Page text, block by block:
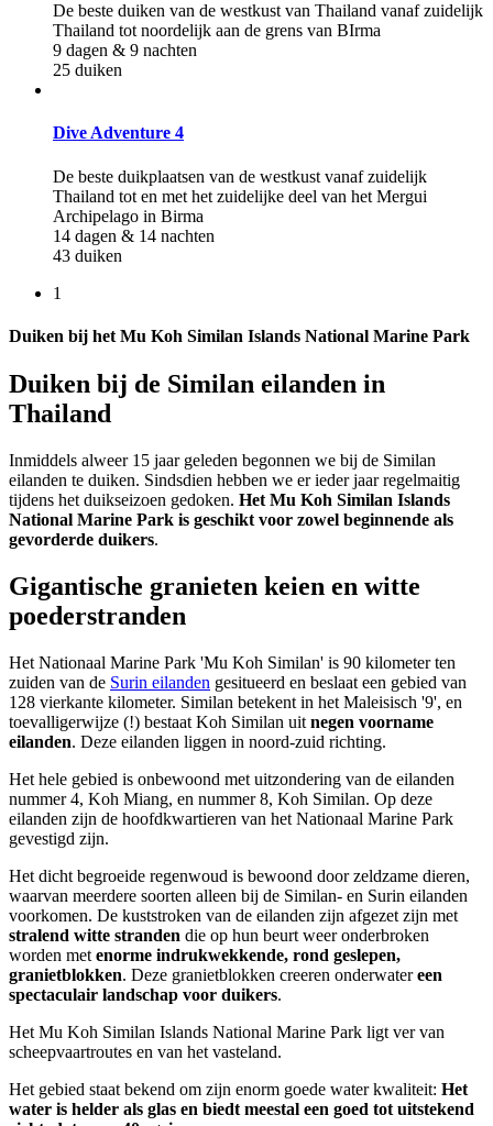
De beste duiken van de westkust van Thailand vanaf zuidelijk
Thailand tot noordelijk aan de grens van BIrma
9 dagen & 9 nachten
25 duiken
Dive Adventure 4
De beste duikplaatsen van de westkust vanaf zuidelijk
Thailand tot en met het zuidelijke deel van het Mergui
Archipelago in Birma
14 dagen & 14 nachten
43 duiken
1
Duiken bij het Mu Koh Similan Islands National Marine Park
Duiken bij de Similan eilanden in
Thailand
Inmiddels alweer 15 jaar geleden begonnen we bij de Similan
eilanden te duiken. Sindsdien hebben we er ieder jaar regelmaitig
tijdens het duikseizoen gedoken. Het Mu Koh Similan Islands
National Marine Park is geschikt voor zowel beginnende als
gevorderde duikers.
Gigantische granieten keien en witte
poederstranden
Het Nationaal Marine Park 'Mu Koh Similan' is 90 kilometer ten
zuiden van de Surin eilanden gesitueerd en beslaat een gebied van
128 vierkante kilometer. Similan betekent in het Maleisisch '9', en
toevalligerwijze (!) bestaat Koh Similan uit negen voorname
eilanden. Deze eilanden liggen in noord-zuid richting.
Het hele gebied is onbewoond met uitzondering van de eilanden
nummer 4, Koh Miang, en nummer 8, Koh Similan. Op deze
eilanden zijn de hoofdkwartieren van het Nationaal Marine Park
gevestigd zijn.
Het dicht begroeide regenwoud is bewoond door zeldzame dieren,
waarvan meerdere soorten alleen bij de Similan- en Surin eilanden
voorkomen. De kuststroken van de eilanden zijn afgezet zijn met
stralend witte stranden die op hun beurt weer onderbroken
worden met enorme indrukwekkende, rond geslepen,
granietblokken. Deze granietblokken creeren onderwatereen
spectaculair landschap voor duikers.
Het Mu Koh Similan Islands National Marine Park ligt ver van
scheepvaartroutes en van het vasteland.
Het gebied staat bekend om zijn enorm goede water kwaliteit: Het
water is helder als glas en biedt meestal een goed tot uitstekend